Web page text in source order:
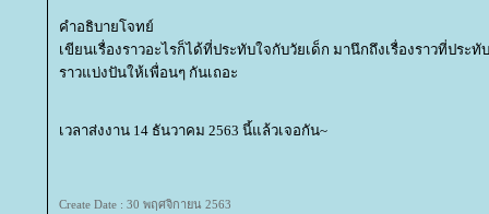
คำอธิบายโจทย์
เขียนเรื่องราวอะไรก็ได้ที่ประทับใจกับวัยเด็ก มานึกถึงเรื่องราวที่ประ
ราวแบ่งปันให้เพื่อนๆ กันเถอะ
เวลาส่งงาน 14 ธันวาคม 2563 นี้แล้วเจอกัน~
Create Date : 30 พฤศจิกายน 2563